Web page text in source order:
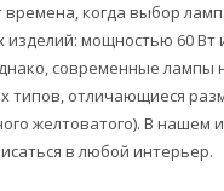
когда выбор
изделий: мощностью 60 Вт
современные лампы
типов, отличающиеся
желтоватого). В нашем
в любой интерьер.